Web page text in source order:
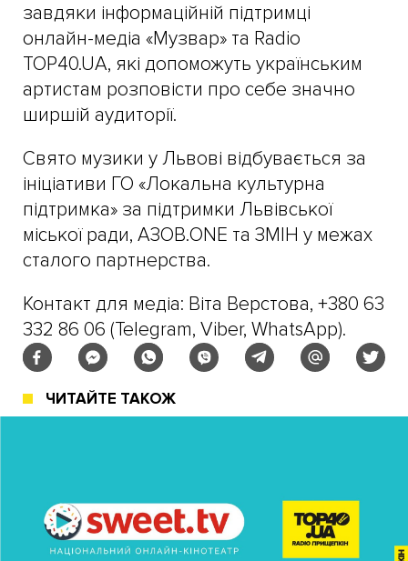
завдяки інформаційній підтримці
онлайн-медіа «Музвар» та Radio
TOP40.UA, які допоможуть українським
артистам розповісти про себе значно
ширшій аудиторії.
Свято музики у Львові відбувається за
ініціативи ГО «Локальна культурна
підтримка» за підтримки Львівської
міської ради, АЗОВ.ONE та ЗМІН у межах
сталого партнерства.
Контакт для медіа: Віта Верстова, +380 63
332 86 06 (Telegram, Viber, WhatsApp).
ЧИТАЙТЕ ТАКОЖ